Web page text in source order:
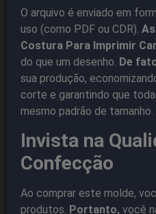
O arquivo é enviado em
uso (como PDF ou CDR).
Costura Para Imprimir
do que um desenho. De
sua produção,
corte e garantindo que
mesmo padrão de tamanho.
Invista na
Confecção
Ao comprar este molde,
produtos. Portanto, você